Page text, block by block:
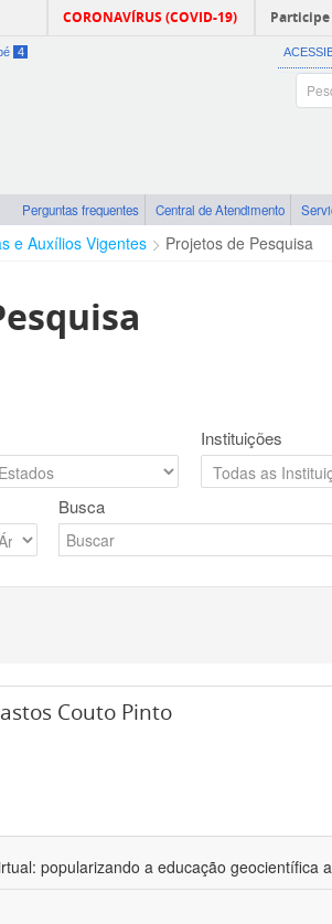
CORONAVÍRUS (COVID-19) Participe
4
Perguntas frequentes Central de Atendimento
e Auxílios Vigentes Projetos de Pesquisa
Instituições
Busca
Couto Pinto
popularizando a educação geocientífica